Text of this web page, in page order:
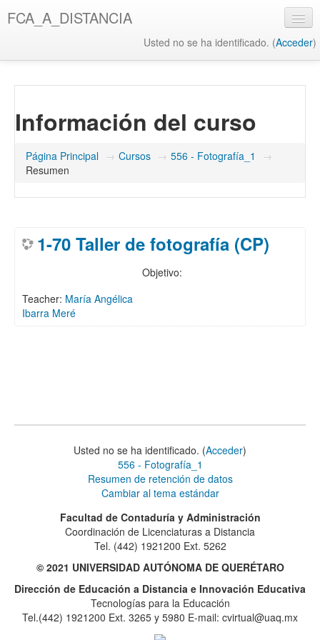
al
FCA_A_DISTANCIA
Usted no se ha identificado. (Acceder)
Biblioteca UAQ
FCA
Información del curso
Página Principal → Cursos → 556 - Fotografía_1
→
Resumen
1-70 Taller de fotografía (CP)
Objetivo:
Teacher: María Angélica
Ibarra Meré
Usted no se ha identificado. (Acceder)
556 - Fotografía_1
Resumen de retención de datos
Cambiar al tema estándar
Facultad de Contaduría y Administración
Coordinación de Licenciaturas a Distancia
Tel. (442) 1921200 Ext. 5262
© 2021 UNIVERSIDAD AUTÓNOMA DE QUERÉTARO
Dirección de Educación a Distancia e Innovación Educativa
Tecnologías para la Educación
Tel.(442) 1921200 Ext. 3265 y 5980 E-mail: cvirtual@uaq.mx